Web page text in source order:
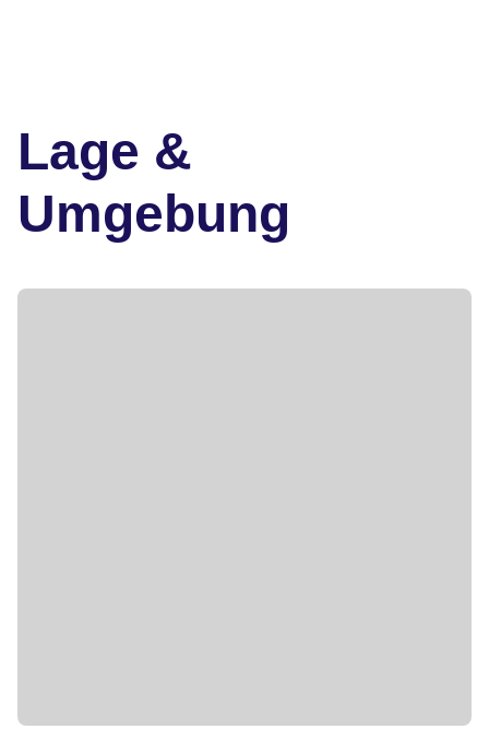
Lage &
Umgebung